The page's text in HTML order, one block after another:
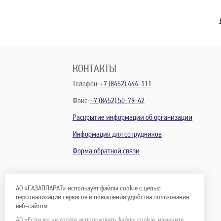
КОНТАКТЫ
Телефон:+7 (8452) 444-111
Факс:+7 (8452) 50-79-42
Раскрытие информации об организации
Информация для сотрудников
Форма обратной связи
АО «ГАЗАППАРАТ» использует файлы cookie с целью
персонализации сервисов и повышения удобства пользования
веб-сайтом.